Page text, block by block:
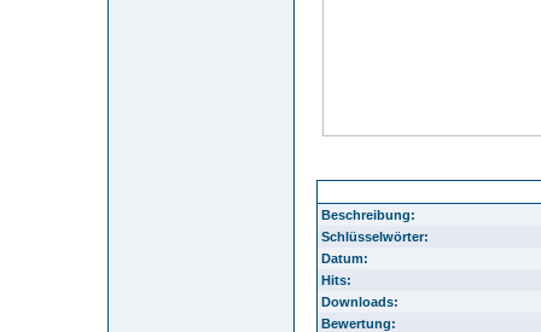
Beschreibung:
Schlüsselwörter:
Datum:
Hits:
Downloads:
Bewertung: